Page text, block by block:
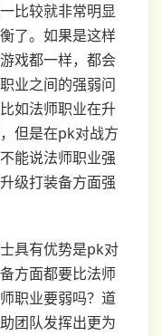
比较就非常明显
了。如果是这样
戏都一样，都会
业之间的强弱问
如法师职业在升
但是在pk对战方
能说法师职业强
级打装备方面强
具有优势是pk对
方面都要比法师
职业要弱吗？道
团队发挥出更为